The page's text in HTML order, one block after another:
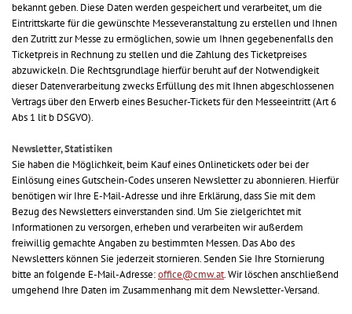
bekannt geben. Diese Daten werden gespeichert und verarbeitet, um die
Eintrittskarte für die gewünschte Messeveranstaltung zu erstellen und Ihnen
den Zutritt zur Messe zu ermöglichen, sowie um Ihnen gegebenenfalls den
Ticketpreis in Rechnung zu stellen und die Zahlung des Ticketpreises
abzuwickeln. Die Rechtsgrundlage hierfür beruht auf der Notwendigkeit
dieser Datenverarbeitung zwecks Erfüllung des mit Ihnen abgeschlossenen
Vertrags über den Erwerb eines Besucher-Tickets für den Messeeintritt (Art 6
Abs 1 lit b DSGVO).
Newsletter, Statistiken
Sie haben die Möglichkeit, beim Kauf eines Onlinetickets oder bei der
Einlösung eines Gutschein-Codes unseren Newsletter zu abonnieren. Hierfür
benötigen wir Ihre E-Mail-Adresse und ihre Erklärung, dass Sie mit dem
Bezug des Newsletters einverstanden sind. Um Sie zielgerichtet mit
Informationen zu versorgen, erheben und verarbeiten wir außerdem
freiwillig gemachte Angaben zu bestimmten Messen. Das Abo des
Newsletters können Sie jederzeit stornieren. Senden Sie Ihre Stornierung
bitte an folgende E-Mail-Adresse:office@cmw.at. Wir löschen anschließend
umgehend Ihre Daten im Zusammenhang mit dem Newsletter-Versand.